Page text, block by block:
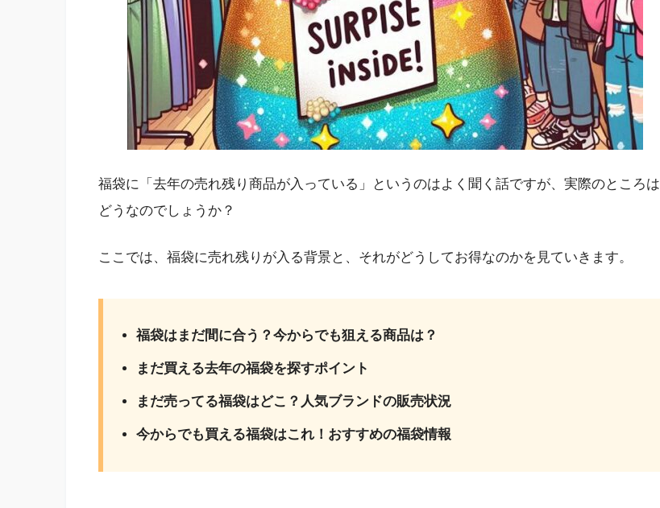
福袋に「去年の売れ残り商品が入っている」というのはよく聞く話ですが、実際のところは
どうなのでしょうか？
ここでは、福袋に売れ残りが入る背景と、それがどうしてお得なのかを見ていきます。
福袋はまだ間に合う？今からでも狙える商品は？
まだ買える去年の福袋を探すポイント
まだ売ってる福袋はどこ？人気ブランドの販売状況
今からでも買える福袋はこれ！おすすめの福袋情報